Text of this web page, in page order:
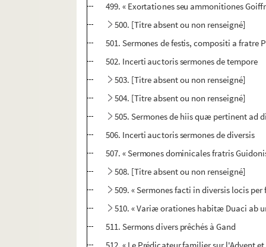
499. « Exortationes seu ammonitiones
500. [Titre absent ou non renseigné]
501. Sermones de festis, compositi a
502. Incerti auctoris sermones de tempore
503. [Titre absent ou non renseigné]
504. [Titre absent ou non renseigné]
505. Sermones de hiis quæ pertinent ad
506. Incerti auctoris sermones de diversis
507. « Sermones dominicales fratris
508. [Titre absent ou non renseigné]
509. « Sermones facti in diversis locis
510. « Variæ orationes habitæ Duaci ab
511. Sermons divers prêchés à Gand